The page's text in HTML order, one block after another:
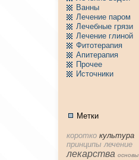
Ванны
Лечение паpом
Лечебные грязи
Лечение глиной
Фитотерапия
Апитерапия
Пpочее
Источники
Метки
коpотко культура
принципы лечение
лекарства основы